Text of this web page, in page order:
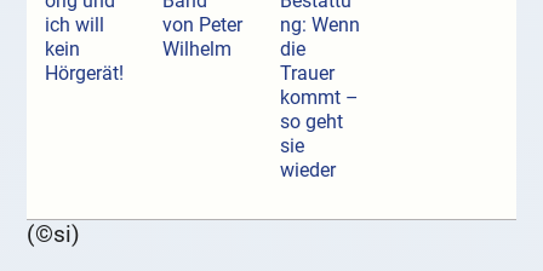
ich will
kein
Hörgerät!
von Peter
Wilhelm
ng: Wenn
die
Trauer
kommt –
so geht
sie
wieder
(©si)